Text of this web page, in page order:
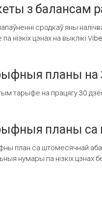
з балансам
сродкаў яны
нізкіх цэнах на выклікі
планы на
тарыфе на працягу 30
планы са
план са штомесячнай
нумары па нізкіх цэнах